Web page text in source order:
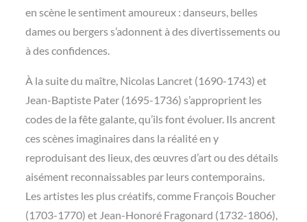
en scène le sentiment amoureux : danseurs, belles
dames ou bergers s’adonnent à des divertissements ou
à des confidences.
À la suite du maître, Nicolas Lancret (1690-1743) et
Jean-Baptiste Pater (1695-1736) s’approprient les
codes de la fête galante, qu’ils font évoluer. Ils ancrent
ces scènes imaginaires dans la réalité en y
reproduisant des lieux, des œuvres d’art ou des détails
aisément reconnaissables par leurs contemporains.
Les artistes les plus créatifs, comme François Boucher
(1703-1770) et Jean-Honoré Fragonard (1732-1806),